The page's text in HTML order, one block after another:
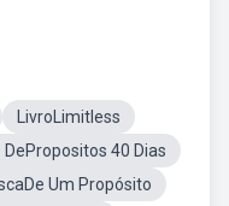
LivroLimitless
DePropositos 40 Dias
Um Propósito